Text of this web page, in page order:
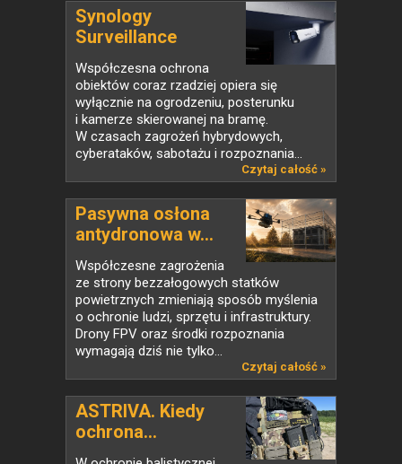
Synology
Surveillance
Station...
Współczesna ochrona
obiektów coraz rzadziej opiera się
wyłącznie na ogrodzeniu, posterunku
i kamerze skierowanej na bramę.
W czasach zagrożeń hybrydowych,
cyberataków, sabotażu i rozpoznania...
Czytaj całość »
Pasywna osłona
antydronowa w...
Współczesne zagrożenia
ze strony bezzałogowych statków
powietrznych zmieniają sposób myślenia
o ochronie ludzi, sprzętu i infrastruktury.
Drony FPV oraz środki rozpoznania
wymagają dziś nie tylko...
Czytaj całość »
ASTRIVA. Kiedy
ochrona...